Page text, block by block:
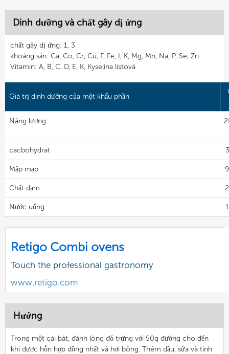
Dinh dưỡng và chất gây dị ứng
chất gây dị ứng: 1, 3
khoáng sản: Ca, Co, Cr, Cu, F, Fe, I, K, Mg, Mn, Na, P, Se, Zn
Vitamin: A, B, C, D, E, K, Kyselina listová
Giá trị dinh dưỡng của một khẩu phần
Năng lượng
cacbohydrat
Mập mạp
Chất đạm
Nước uống
Retigo Combi ovens
Touch the professional gastronomy
www.retigo.com
Hướng
Trong một cái bát, đánh lòng đỏ trứng với 50g đường cho đến
khi được hỗn hợp đồng nhất và hơi bông. Thêm dầu, sữa và tinh